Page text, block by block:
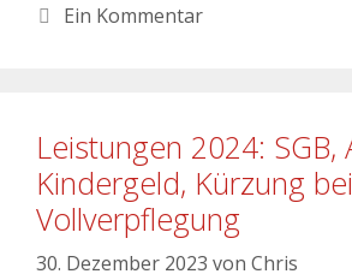
Ein Kommentar
Leistungen 2024: SGB,
Kindergeld, Kürzung bei
Vollverpflegung
30. Dezember 2023 von Chris